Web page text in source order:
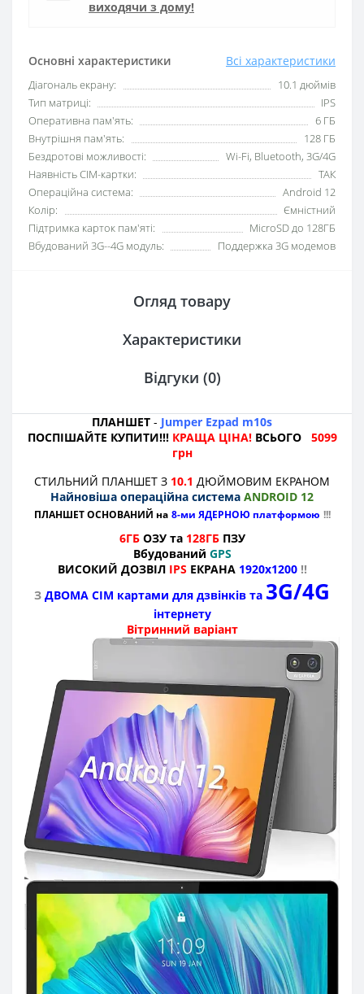
Основні характеристики Всі характеристики
Діагональ екрану:
10.1 дюймів
Тип матриці:
IPS
Оперативна пам'ять:
6 ГБ
Внутрішня пам'ять:
128 ГБ
Бездротові можливості:
Wi-Fi, Bluetooth, 3G/4G
Наявність СІМ-картки:
ТАК
Операційна система:
Android 12
Колір:
Ємністний
Підтримка карток пам'яті:
MicroSD до 128ГБ
Вбудований 3G--4G модуль:
Поддержка 3G модемов
виходячи з дому!
Огляд товару
Характеристики
Відгуки (0)
ПЛАНШЕТ - Jumper Ezpad m10s
ПОСПІШАЙТЕ КУПИТИ!!! КРАЩА ЦІНА! ВСЬОГО
5099
грн
СТИЛЬНИЙ ПЛАНШЕТ З 10.1 ДЮЙМОВИМ ЕКРАНОМ
Найновіша операційна система ANDROID 12
ПЛАНШЕТ ОСНОВАНИЙ на 8-ми ЯДЕРНОЮ платформою !!!
6ГБ ОЗУ та 128ГБ ПЗУ
Вбудований GPS
ВИСОКИЙ ДОЗВІЛ IPS ЕКРАНА 1920x1200 !!
З ДВОМА СІМ картами для дзвінків та 3G/4G
інтернету
Вітринний варіант